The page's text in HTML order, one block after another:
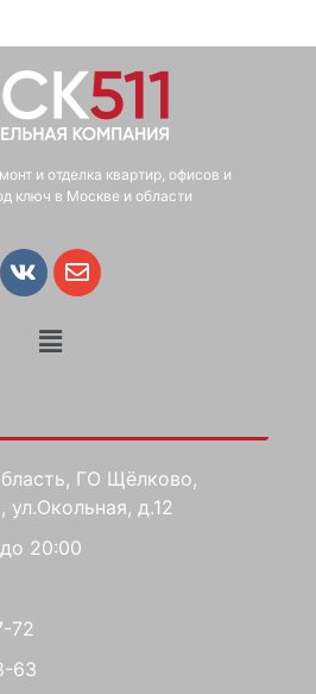
и отделка квартир, офисов и
ключ в Москве и области
ГО Щёлково,
д.12
20:00
72
63